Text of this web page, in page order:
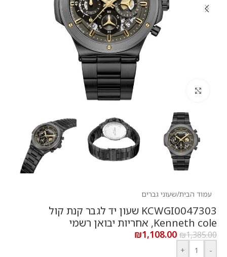
עמוד הבית/שעוני גברים
KCWGI0047303 שעון יד לגבר קנת קול
Kenneth cole, אחריות יבואן רשמי
₪1,385.00
₪1,108.00
-
+